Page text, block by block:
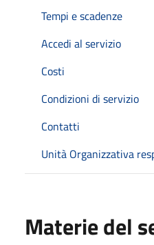
Tempi e scadenze
Accedi al servizio
Costi
Condizioni di servizio
Contatti
Unità Organizzativa
Materie del